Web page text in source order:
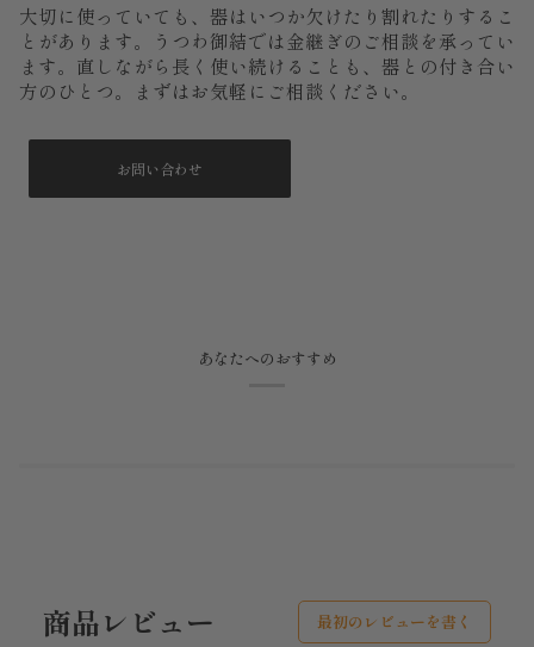
大切に使っていても、器はいつか欠けたり割れたりするこ
とがあります。うつわ御結では金継ぎのご相談を承ってい
ます。直しながら長く使い続けることも、器との付き合い
方のひとつ。まずはお気軽にご相談ください。
お問い合わせ
あなたへのおすすめ
商品レビュー 最初のレビューを書く